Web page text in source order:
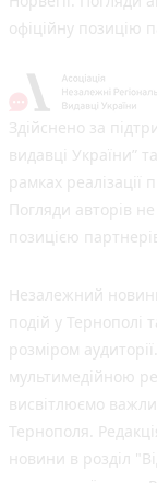
офіційну позицію
Здійснено за
видавці України”
рамках реалізації
Погляди авторів
позицією
Незалежний
подій у Тернополі
розміром
мультимедійною
висвітлюємо
Тернополя.
новини в розділ